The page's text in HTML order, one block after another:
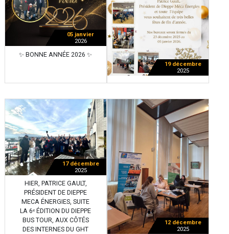
05 janvier
2026
✨ BONNE ANNÉE 2026 ✨
19 décembre
2025
17 décembre
2025
HIER, PATRICE GAULT,
PRÉSIDENT DE DIEPPE
MECA ÉNERGIES, SUITE
LA 6ᵉ ÉDITION DU DIEPPE
BUS TOUR, AUX CÔTÉS
DES INTERNES DU GHT
12 décembre
2025